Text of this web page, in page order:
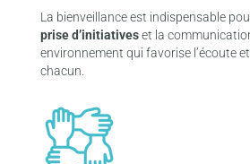
La bienveillance est indispensable
prise d’initiativeset la
environnement qui favorise l’écoute
chacun.